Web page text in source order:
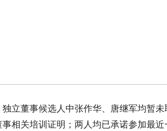
立董事候选人中张作华、唐继军均暂
相关培训证明；两人均已承诺参加最